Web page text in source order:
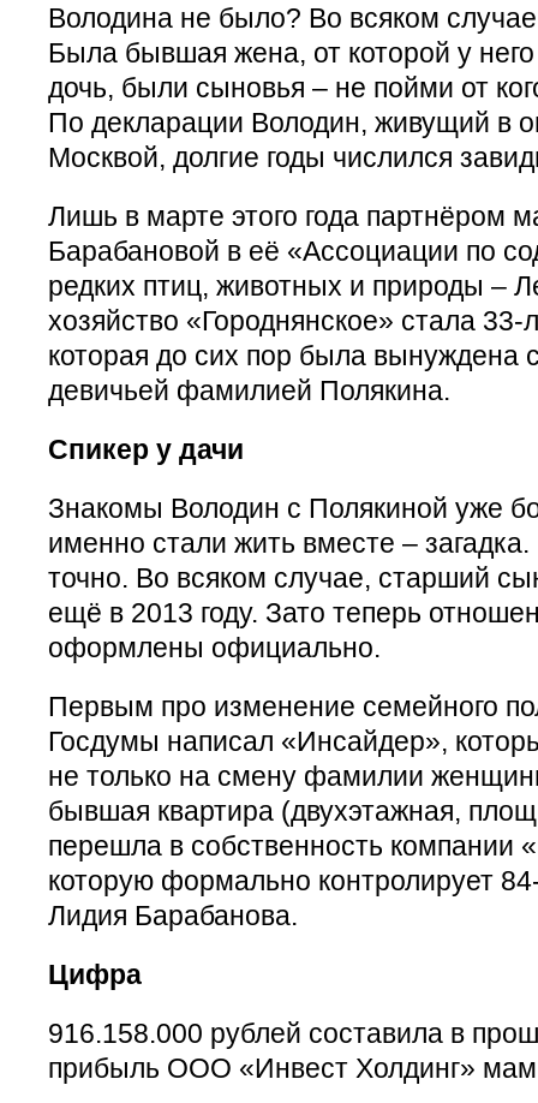
Володина не было? Во всяком
Была бывшая жена, от которой у
дочь, были сыновья – не пойми от
По декларации Володин, живущий в
Москвой, долгие годы числился
Лишь в марте этого года партнёром
Барабановой в её «Ассоциации по
редких птиц, животных и природы –
хозяйство «Городнянское» стала
которая до сих пор была вынуждена
девичьей фамилией Полякина.
Спикер у дачи
Знакомы Володин с Полякиной уже
именно стали жить вместе –
точно. Во всяком случае, старший
ещё в 2013 году. Зато теперь
оформлены официально.
Первым про изменение семейного
Госдумы написал «Инсайдер»,
не только на смену фамилии
бывшая квартира (двухэтажная,
перешла в собственность компании
которую формально контролирует
Лидия Барабанова.
Цифра
916.158.000 рублей составила в
прибыль ООО «Инвест Холдинг»